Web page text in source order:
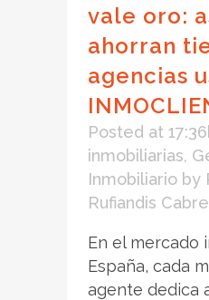
vale oro:
ahorran
agencias
Posted at
inmobiliarias,
Inmobiliario by
Rufiandis
En el mercado
España, cada
agente dedica